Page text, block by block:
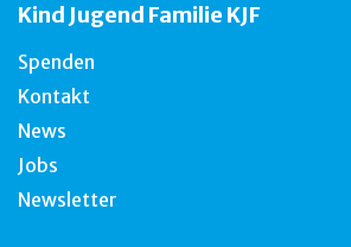
Kind Jugend Familie KJF
Spenden
Kontakt
News
Jobs
Newsletter